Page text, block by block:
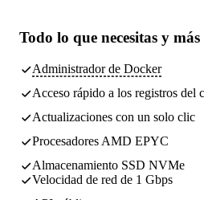
Todo lo que necesitas y
Administrador de Docker
Acceso rápido a los registros del
Actualizaciones con un solo clic
Procesadores AMD EPYC
Almacenamiento SSD NVMe
Velocidad de red de 1 Gbps